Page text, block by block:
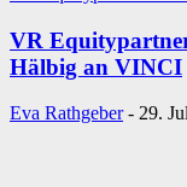
VR
Hälbig an VINCI
Eva Rathgeber - 29.